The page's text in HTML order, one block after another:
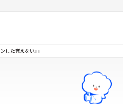
した覚えない』」